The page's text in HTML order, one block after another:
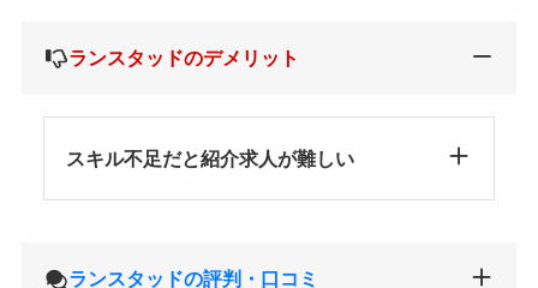
ランスタッドのデメリット
スキル不足だと紹介求人が難しい
ランスタッドの評判・口コミ